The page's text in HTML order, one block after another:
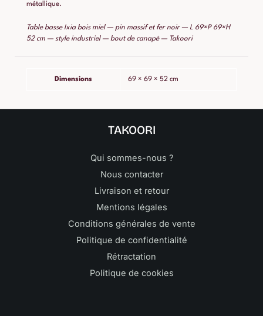
métallique.
Table basse Ixia bois miel — pin massif et fer noir — L 69×P 69×H
52 cm — style industriel — bout de canapé — Takoori
Dimensions 69 × 69 × 52 cm
TAKOORI
Qui sommes-nous ?
Nous contacter
Livraison et retour
Mentions légales
Conditions générales de vente
Politique de confidentialité
Rétractation
Politique de cookies